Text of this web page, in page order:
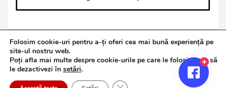
Copyright © 2026Jurnalul de Brăila
Politică de confidențialitate
Theme Horse
Folosim cookie-uri pentru a-ți oferi cea mai bună experiență pe
site-ul nostru web.
Poți afla mai multe despre cookie-urile pe care le folosim sau să
le dezactivezi în setări.
Close GDPR Cookie Banner